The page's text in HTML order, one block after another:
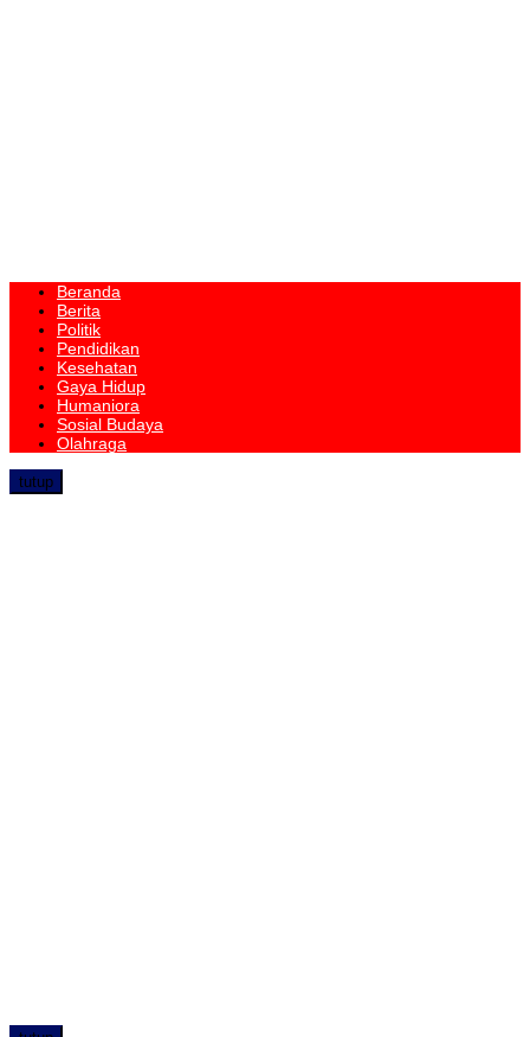
Beranda
Berita
Politik
Pendidikan
Kesehatan
Gaya Hidup
Humaniora
Sosial Budaya
Olahraga
tutup